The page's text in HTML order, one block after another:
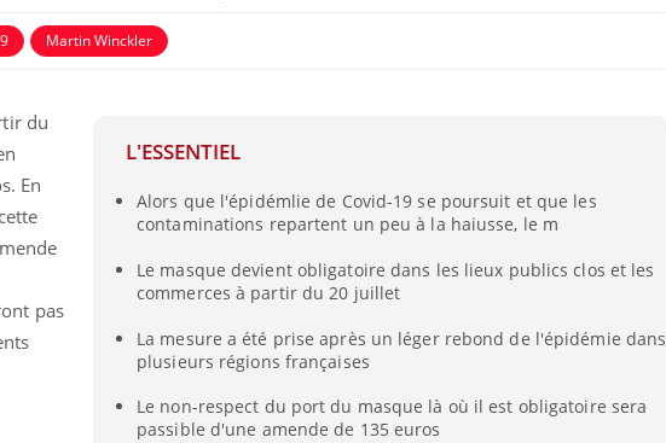
Martin Winckler
L'ESSENTIEL
Alors que l'épidémlie de Covid-19 se poursuit et que les
contaminations repartent un peu à la haiusse, le m
Le masque devient obligatoire dans les lieux publics clos et les
commerces à partir du 20 juillet
La mesure a été prise après un léger rebond de l'épidémie dans
plusieurs régions françaises
Le non-respect du port du masque là où il est obligatoire sera
passible d'une amende de 135 euros
du
En
pas
Cytomégalovirus : ce qui
enceintes
La sieste empêche-t-elle
de dormir la nuit ?
VIH : la fin du comprimé
elle enfin ?
Fortes chaleurs :
pourquoi le risque de
cancer ?